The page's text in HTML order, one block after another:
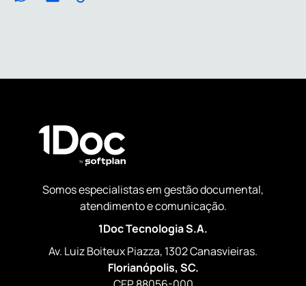
Somos especialistas em gestão documental,
atendimento e comunicação.
1Doc Tecnologia S.A.
Av. Luiz Boiteux Piazza, 1302 Canasvieiras.
Florianópolis, SC.